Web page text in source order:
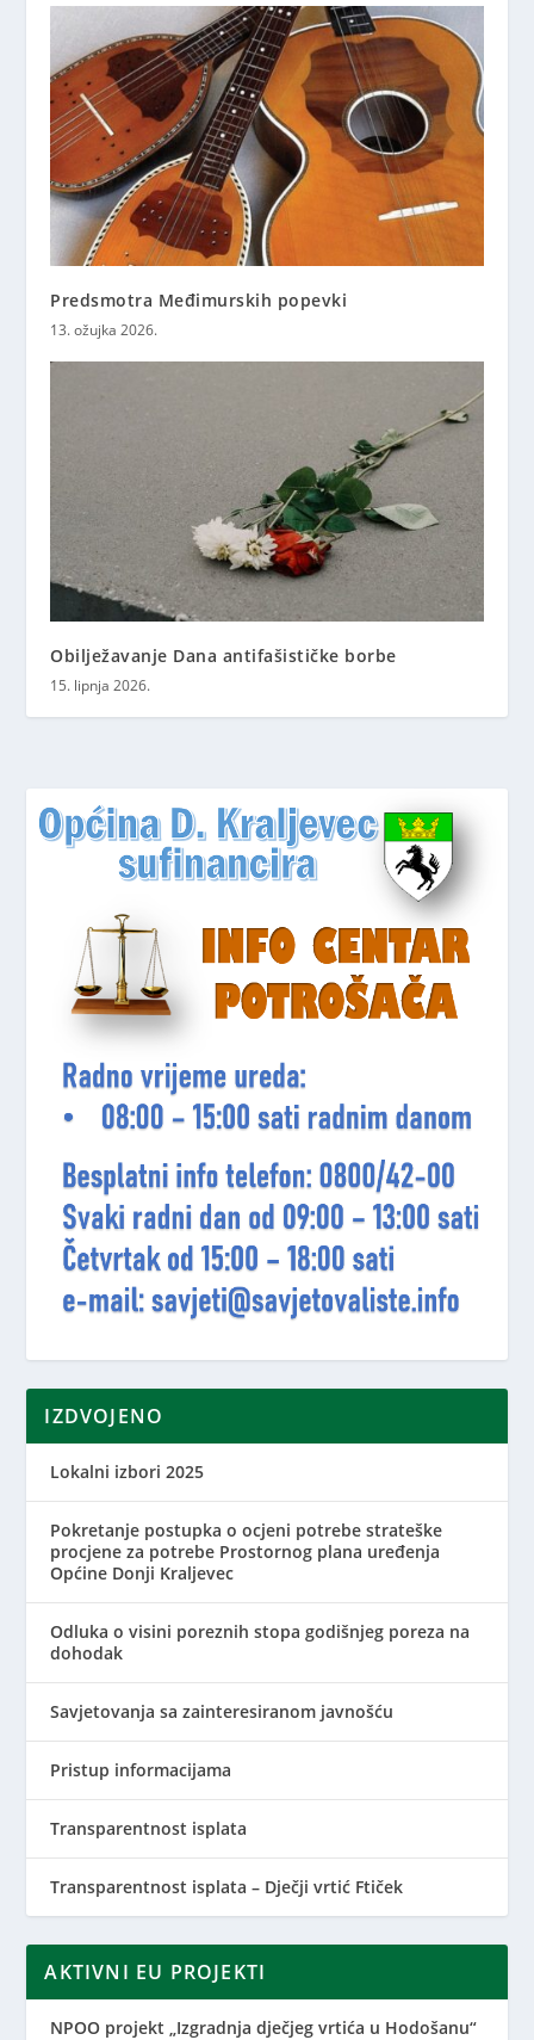
Predsmotra Međimurskih popevki
13. ožujka 2026.
Obilježavanje Dana antifašističke borbe
15. lipnja 2026.
IZDVOJENO
Lokalni izbori 2025
Pokretanje postupka o ocjeni potrebe strateške
procjene za potrebe Prostornog plana uređenja
Općine Donji Kraljevec
Odluka o visini poreznih stopa godišnjeg poreza na
dohodak
Savjetovanja sa zainteresiranom javnošću
Pristup informacijama
Transparentnost isplata
Transparentnost isplata – Dječji vrtić Ftiček
AKTIVNI EU PROJEKTI
NPOO projekt „Izgradnja dječjeg vrtića u Hodošanu“